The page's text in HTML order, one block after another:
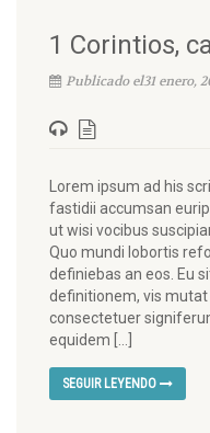
1 Corintios,
Publicado el31 enero,
Lorem ipsum ad his
fastidii accumsan
ut wisi vocibus
Quo mundi lobortis
definiebas an eos. Eu
definitionem, vis
consectetuer
equidem […]
SEGUIR LEYENDO